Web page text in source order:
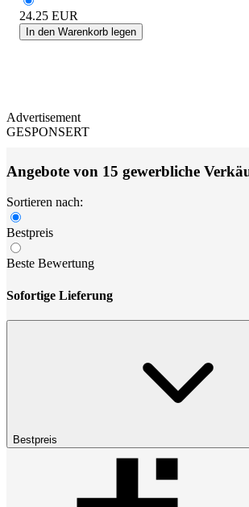
24.25 EUR
In den Warenkorb legen
Advertisement
GESPONSERT
Angebote von 15 gewerbliche
Sortieren nach:
Bestpreis
Beste Bewertung
Sofortige Lieferung
Bestpreis